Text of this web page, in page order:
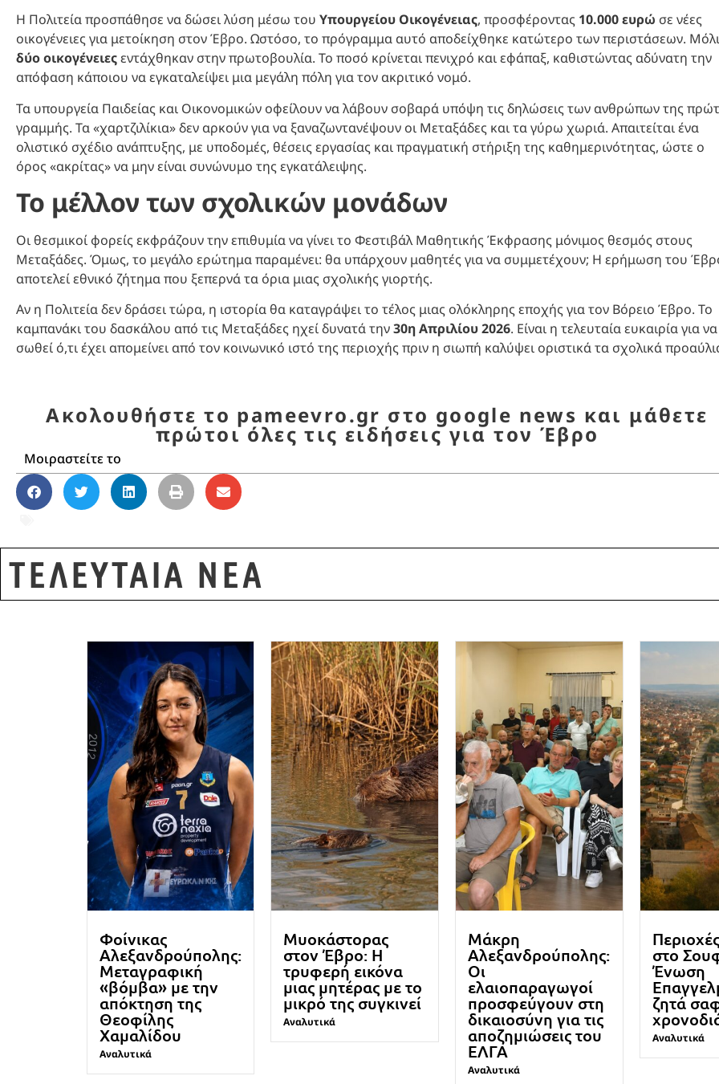
Η Πολιτεία προσπάθησε να δώσει λύση μέσω του Υπουργείου Οικογένειας, προσφέροντας 10.000 ευρώ σε νέες
οικογένειες για μετοίκηση στον Έβρο. Ωστόσο, το πρόγραμμα αυτό αποδείχθηκε κατώτερο των περιστάσεων.
δύο οικογένειεςεντάχθηκαν στην πρωτοβουλία. Το ποσό κρίνεται πενιχρό και εφάπαξ, καθιστώντας αδύνατη την
απόφαση κάποιου να εγκαταλείψει μια μεγάλη πόλη για τον ακριτικό νομό.
Τα υπουργεία Παιδείας και Οικονομικών οφείλουν να λάβουν σοβαρά υπόψη τις δηλώσεις των ανθρώπων της
γραμμής. Τα «χαρτζιλίκια» δεν αρκούν για να ξαναζωντανέψουν οι Μεταξάδες και τα γύρω χωριά. Απαιτείται ένα
ολιστικό σχέδιο ανάπτυξης, με υποδομές, θέσεις εργασίας και πραγματική στήριξη της καθημερινότητας, ώστε ο
όρος «ακρίτας» να μην είναι συνώνυμο της εγκατάλειψης.
Το μέλλον των σχολικών μονάδων
Οι θεσμικοί φορείς εκφράζουν την επιθυμία να γίνει το Φεστιβάλ Μαθητικής Έκφρασης μόνιμος θεσμός στους
Μεταξάδες. Όμως, το μεγάλο ερώτημα παραμένει: θα υπάρχουν μαθητές για να συμμετέχουν; Η ερήμωση του
αποτελεί εθνικό ζήτημα που ξεπερνά τα όρια μιας σχολικής γιορτής.
Αν η Πολιτεία δεν δράσει τώρα, η ιστορία θα καταγράψει το τέλος μιας ολόκληρης εποχής για τον Βόρειο Έβρο. Το
καμπανάκι του δασκάλου από τις Μεταξάδες ηχεί δυνατά την30η Απριλίου 2026. Είναι η τελευταία ευκαιρία για να
σωθεί ό,τι έχει απομείνει από τον κοινωνικό ιστό της περιοχής πριν η σιωπή καλύψει οριστικά τα σχολικά
Ακολουθήστε το pameevro.gr στο google news και μάθετε
πρώτοι όλες τις ειδήσεις για τον Έβρο
Μοιραστείτε το
ΤΕΛΕΥΤΑΙΑ ΝΕΑ
Φοίνικας
Αλεξανδρούπολης:
Μεταγραφική
«βόμβα» με την
απόκτηση της
Θεοφίλης
Χαμαλίδου
Αναλυτικά
Μυοκάστορας
στον Έβρο: Η
τρυφερή εικόνα
μιας μητέρας με το
μικρό της συγκινεί
Αναλυτικά
Μάκρη
Αλεξανδρούπολης:
Οι
ελαιοπαραγωγοί
προσφεύγουν στη
δικαιοσύνη για τις
αποζημιώσεις του
ΕΛΓΑ
Αναλυτικά
στο
Ένωση
ζητά
Αναλυτικά